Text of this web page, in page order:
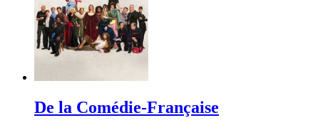
De la Comédie-Française